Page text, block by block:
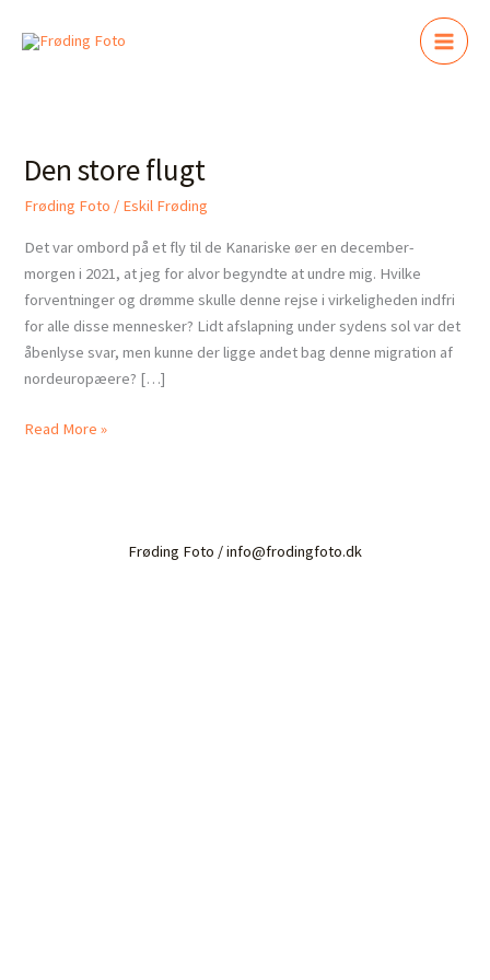
Den store flugt
Frøding Foto / Eskil Frøding
Det var ombord på et fly til de Kanariske øer en december-
morgen i 2021, at jeg for alvor begyndte at undre mig. Hvilke
forventninger og drømme skulle denne rejse i virkeligheden indfri
for alle disse mennesker? Lidt afslapning under sydens sol var det
åbenlyse svar, men kunne der ligge andet bag denne migration af
nordeuropæere? […]
flugt
Read More »
Frøding Foto / info@frodingfoto.dk